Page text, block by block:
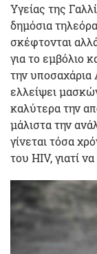
Υγείας της
δημόσια
σκέφτονται
για το εμβόλιο
την υποσαχάρια
ελλείψει
καλύτερα την
μάλιστα την
γίνεται τόσα
του HIV, γιατί